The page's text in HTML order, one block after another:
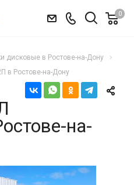
0
дисковые в Ростове-на-Дону
в Ростове-на-Дону
на-